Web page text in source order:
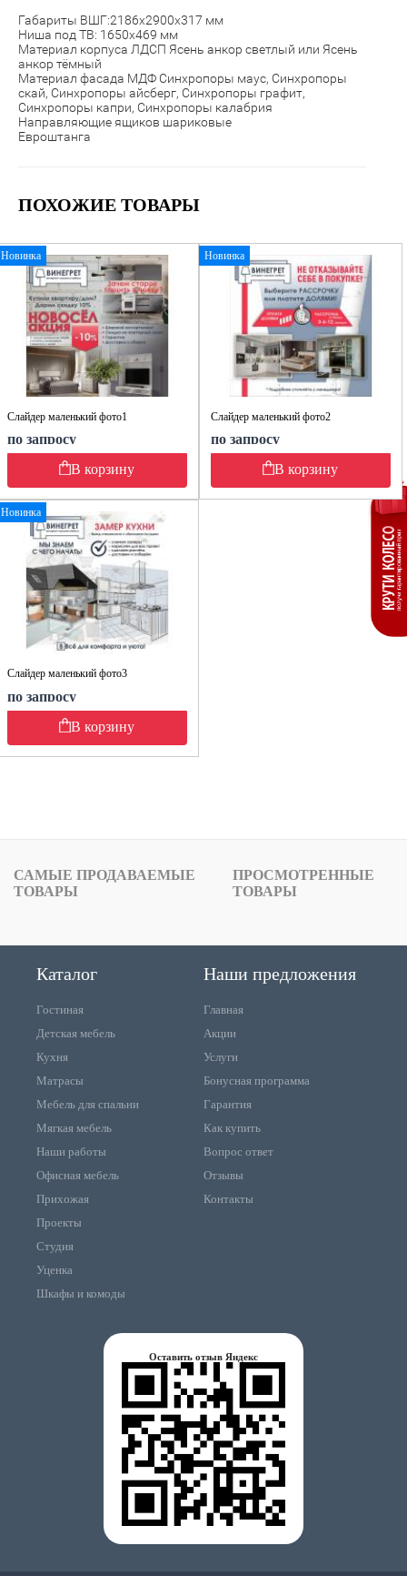
Габариты ВШГ:2186х2900х317 мм
Ниша под ТВ: 1650х469 мм
Материал корпуса ЛДСП Ясень анкор светлый или Ясень
анкор тёмный
Материал фасада МДФ Синхропоры маус, Синхропоры
скай, Синхропоры айсберг, Синхропоры графит,
Синхропоры капри, Синхропоры калабрия
Направляющие ящиков шариковые
Евроштанга
ПОХОЖИЕ ТОВАРЫ
Новинка
Слайдер маленький фото1
по запросу
В корзину
Новинка
Слайдер маленький фото2
по запросу
В корзину
Новинка
Слайдер маленький фото3
по запросу
В корзину
САМЫЕ ПРОДАВАЕМЫЕ
ТОВАРЫ
ПРОСМОТРЕННЫЕ
ТОВАРЫ
Каталог
Гостиная
Детская мебель
Кухня
Матрасы
Мебель для спальни
Мягкая мебель
Наши работы
Офисная мебель
Прихожая
Проекты
Студия
Уценка
Шкафы и комоды
Наши предложения
Главная
Акции
Услуги
Бонусная программа
Гарантия
Как купить
Вопрос ответ
Отзывы
Контакты
Оставить отзыв Яндекс